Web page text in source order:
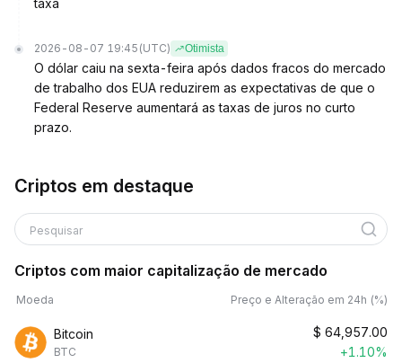
taxa
2026-08-07 19:45 (UTC) Otimista
O dólar caiu na sexta-feira após dados fracos do mercado
de trabalho dos EUA reduzirem as expectativas de que o
Federal Reserve aumentará as taxas de juros no curto
prazo.
Criptos em destaque
Pesquisar
Criptos com maior capitalização de mercado
Moeda Preço e Alteração em 24h (%)
Bitcoin
BTC
$ 64,957.00
+1.10%